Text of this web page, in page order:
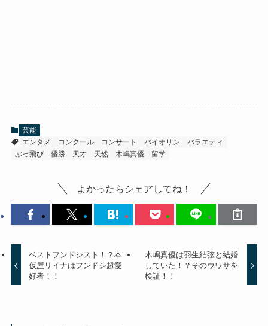
芸能
エンタメ
コンクール コンサート バイオリン
バラエティ
ぶっ飛び
優勝 天才 天然 木嶋真優 留学
よかったらシェアしてね！
ベストフンドシスト！？本
仮屋リイナはフンドシ超愛
好者！！
木嶋真優は羽生結弦と結婚
していた！？そのウワサを
検証！！